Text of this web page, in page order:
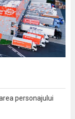
personajului